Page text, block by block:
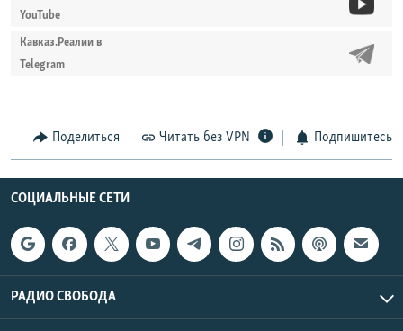
YouTube
Кавказ.Реалии в
Telegram
Поделиться Читать без VPN Подпишитесь
СОЦИАЛЬНЫЕ СЕТИ
РАДИО СВОБОДА